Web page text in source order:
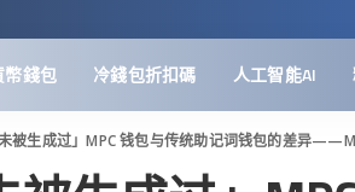
幣錢包 冷錢包折扣碼 人工智能AI
成过」MPC 钱包与传统助记词钱包的差异——MPC 钱包与传统钱